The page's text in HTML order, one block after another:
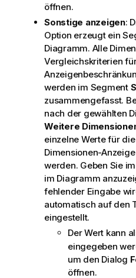
öffnen.
Sonstige anzeigen:
Option erzeugt ein
Diagramm. Alle
Vergleichskriterien
werden im Segment
zusammengefasst.
nach der gewählten
Weitere
einzelne Werte für
Dimensionen-
werden. Geben Sie
im Diagramm
fehlender Eingabe
automatisch auf den
eingestellt.
Der Wert kann
eingegeben
um den Dialog
öffnen.